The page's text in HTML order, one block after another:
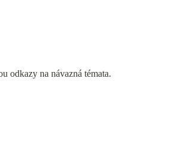
odkazy na návazná témata.